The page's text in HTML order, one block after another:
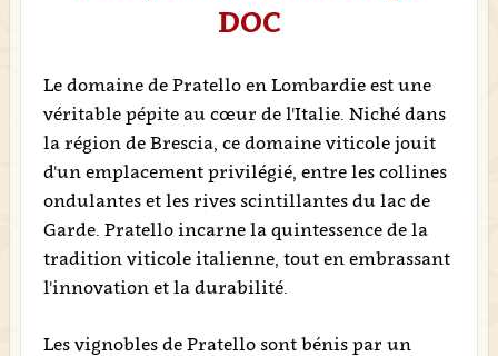
DOC
Le domaine de Pratello en Lombardie est une
véritable pépite au cœur de l'Italie. Niché dans
la région de Brescia, ce domaine viticole jouit
d'un emplacement privilégié, entre les collines
ondulantes et les rives scintillantes du lac de
Garde. Pratello incarne la quintessence de la
tradition viticole italienne, tout en embrassant
l'innovation et la durabilité.
Les vignobles de Pratello sont bénis par un